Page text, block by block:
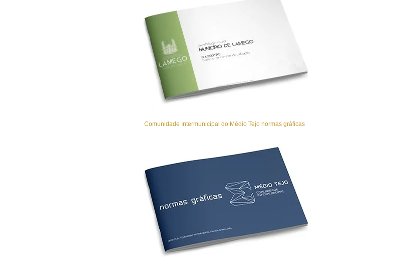
Comunidade Intermunicipal do Médio Tejo normas gráficas